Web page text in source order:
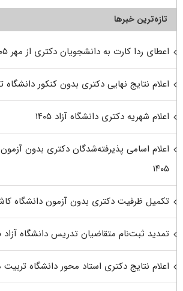
تازه‌ترین خبرها
اعطای ردا کارت به دانشجویان دکتری از مهر ۱۴۰۵
اعلام نتایج نهایی دکتری بدون کنکور دانشگاه
اعلام شهریه دکتری دانشگاه آزاد ۱۴۰۵
اعلام اسامی پذیرفته‌شدگان دکتری بدون
۱۴۰۵
تکمیل ظرفیت دکتری بدون آزمون دانشگاه کاشان
تمدید ثبت‌نام متقاضیان تدریس دانشگاه آزاد ۱۴۰۵
اعلام نتایج دکتری استاد محور دانشگاه تربیت